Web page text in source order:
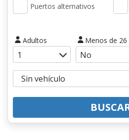
Puertos alternativos
Adultos Menos de 26